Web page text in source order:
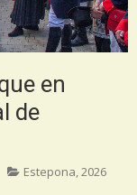
en
de
Estepona,2026